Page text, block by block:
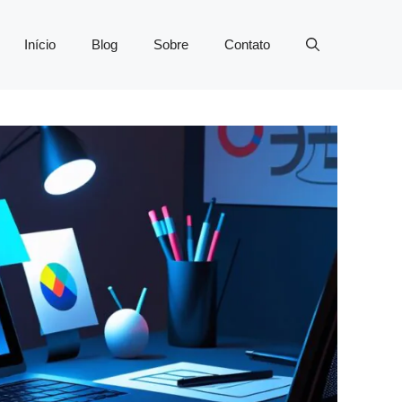
Início Blog Sobre Contato